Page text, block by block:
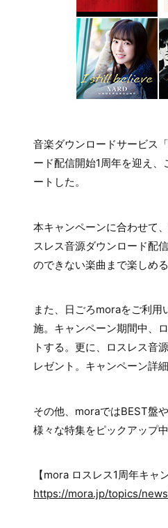
音楽ダウンロードサービス「
ード配信開始1周年を迎え
ートした。
本キャンペーンに合わせて
スレス音源ダウンロード配
のできない楽曲まで楽しめる
また、日ごろmoraをご利
施。キャンペーン期間中、
トする。更に、ロスレス音
レゼント。キャンペーン詳
その他、moraではBEST盤
様々な特集をピックアップ
【mora ロスレス1周年キャ
https://mora.jp/topics/